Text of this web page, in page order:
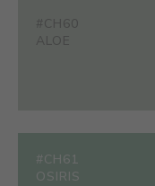
#CH60
ALOE
#CH61
OSIRIS